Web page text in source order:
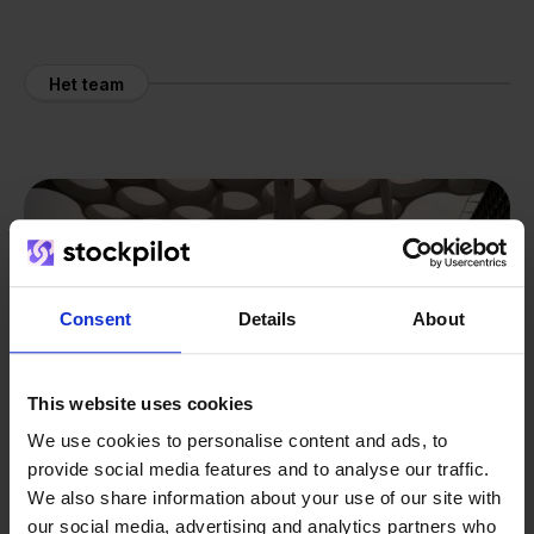
Consent Details About
This website uses cookies
We use cookies to personalise content and ads, to
provide social media features and to analyse our traffic.
We also share information about your use of our site with
our social media, advertising and analytics partners who
Het team